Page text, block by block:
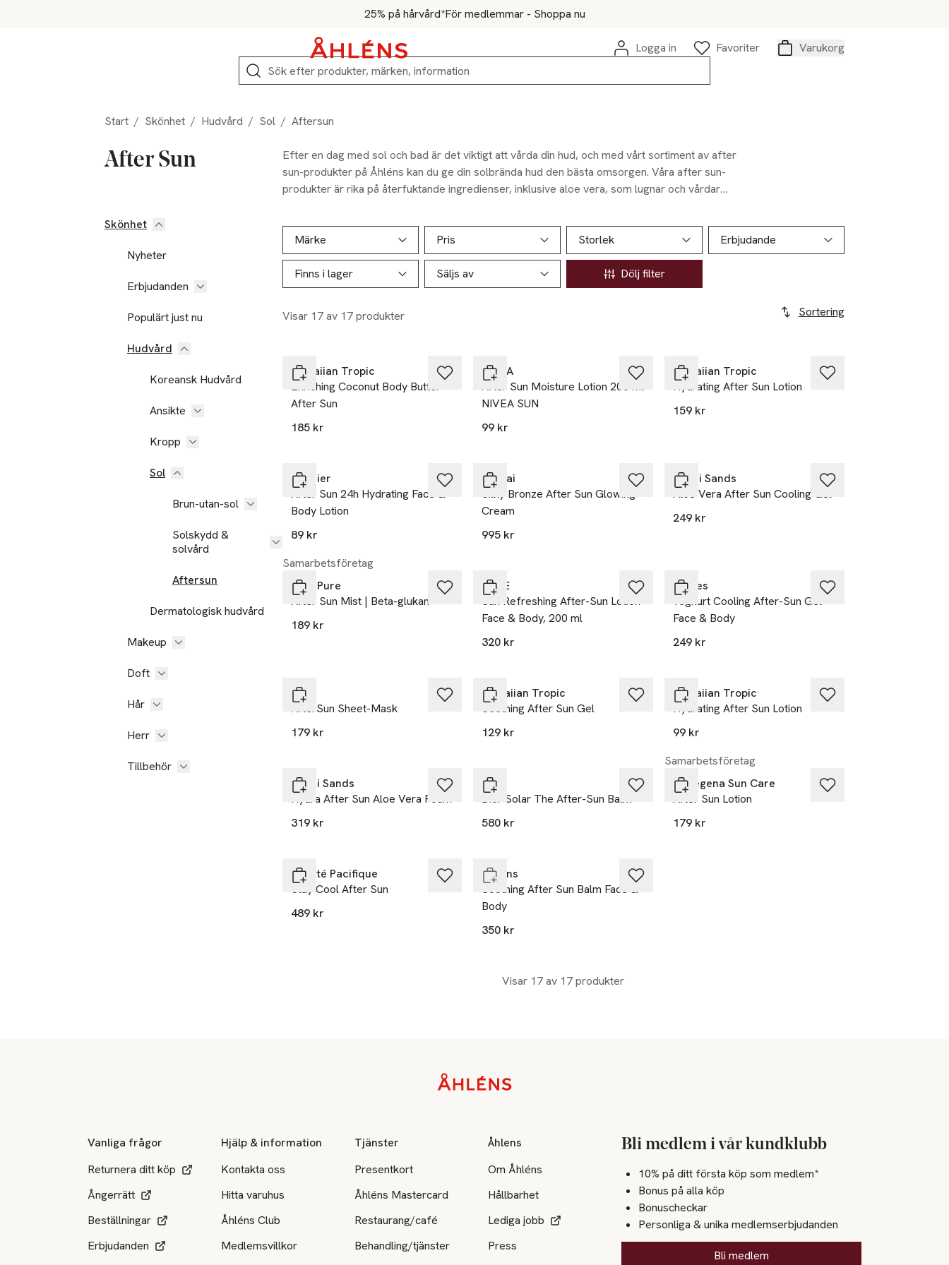
25% på hårvård*För medlemmar - Shoppa nu
Logga in
Favoriter
Varukorg
Sök
Start / Skönhet / Hudvård / Sol / Aftersun
After Sun
Efter en dag med sol och bad är det viktigt att vårda din hud, och med vårt sortiment av after
sun-produkter på Åhléns kan du ge din solbrända hud den bästa omsorgen. Våra after sun-
produkter är rika på återfuktande ingredienser, inklusive aloe vera, som lugnar och vårdar
Hoppa till produktsidan
Skönhet
Nyheter
Erbjudanden
Populärt just nu
Hudvård
Koreansk Hudvård
Ansikte
Kropp
Sol
Brun-utan-sol
Solskydd &
solvård
Aftersun
Dermatologisk hudvård
Makeup
Doft
Hår
Herr
Tillbehör
Hoppa till produktsidan
Märke
Pris Storlek Erbjudande
Finns i lager Säljs av Dölj filter
Visar 17 av 17 produkter Sortering
Lista över produkter
Hawaiian Tropic
Enriching Coconut Body Butter
After Sun
185 kr
NIVEA
After Sun Moisture Lotion 200 ml
NIVEA SUN
99 kr
Hawaiian Tropic
Hydrating After Sun Lotion
159 kr
Garnier
After Sun 24h Hydrating Face &
Body Lotion
89 kr
Sensai
Silky Bronze After Sun Glowing
Cream
995 kr
Bondi Sands
Aloe Vera After Sun Cooling Gel
249 kr
Samarbetsföretag
Âme Pure
After Sun Mist | Beta-glukan
189 kr
NUXE
Sun Refreshing After-Sun Lotion
Face & Body, 200 ml
320 kr
Korres
Yoghurt Cooling After-Sun Gel
Face & Body
249 kr
Pixi
AfterSun Sheet-Mask
179 kr
Hawaiian Tropic
Soothing After Sun Gel
129 kr
Hawaiian Tropic
Hydrating After Sun Lotion
99 kr
Bondi Sands
Hydra After Sun Aloe Vera Foam
319 kr
DIOR
Dior Solar The After-Sun Balm
580 kr
Samarbetsföretag
Bioregena Sun Care
After Sun Lotion
179 kr
Beauté Pacifique
Stay Cool After Sun
489 kr
Clarins
Soothing After Sun Balm Face &
Body
350 kr
Visar 17 av 17 produkter
Vanliga frågor
Returnera ditt köp
Ångerrätt
Beställningar
Erbjudanden
Hjälp & information
Kontakta oss
Hitta varuhus
Åhléns Club
Medlemsvillkor
Tjänster
Presentkort
Åhléns Mastercard
Restaurang/café
Behandling/tjänster
Åhlens
Om Åhléns
Hållbarhet
Lediga jobb
Press
Bli medlem i vår kundklubb
10% på ditt första köp som medlem*
Bonus på alla köp
Bonuscheckar
Personliga & unika medlemserbjudanden
Bli medlem